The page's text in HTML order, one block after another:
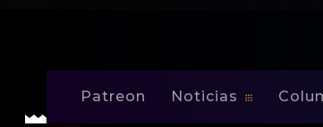
Patreon Noticias
Árbitros